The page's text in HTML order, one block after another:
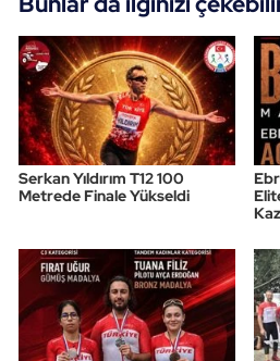
Serkan Yıldırım T12 100
Metrede Finale Yükseldi